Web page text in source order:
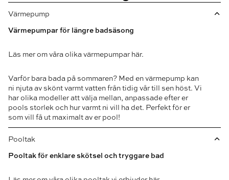
Värmepump
Värmepumpar för längre badsäsong
Läs mer om våra olika värmepumpar här.
Varför bara bada på sommaren? Med en värmepump kan
ni njuta av skönt varmt vatten från tidig vår till sen höst. Vi
har olika modeller att välja mellan, anpassade efter er
pools storlek och hur varmt ni vill ha det. Perfekt för er
som vill få ut maximalt av er pool!
Pooltak
Pooltak för enklare skötsel och tryggare bad